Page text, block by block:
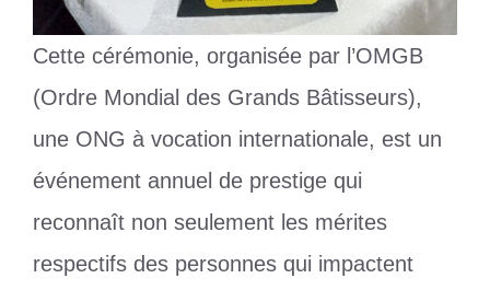
Cette cérémonie, organisée par l’OMGB
(Ordre Mondial des Grands Bâtisseurs),
une ONG à vocation internationale, est un
événement annuel de prestige qui
reconnaît non seulement les mérites
respectifs des personnes qui impactent